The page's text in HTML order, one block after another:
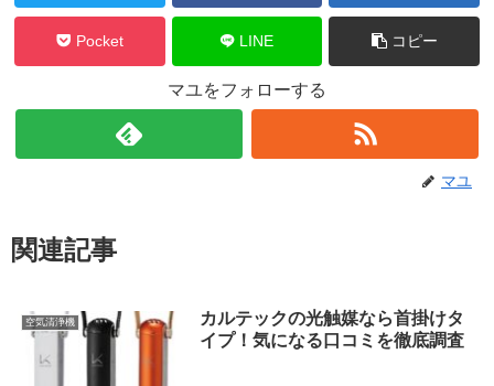
Pocket LINE コピー
マユをフォローする
マユ
関連記事
空気清浄機
カルテックの光触媒なら首掛けタ
イプ！気になる口コミを徹底調査